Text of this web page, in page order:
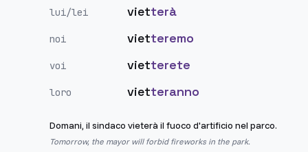
lui/lei vietterà
noi vietteremo
voi vietterete
loro vietteranno
Domani, il sindaco vieterà il fuoco d'artificio nel parco.
Tomorrow, the mayor will forbid fireworks in the park.